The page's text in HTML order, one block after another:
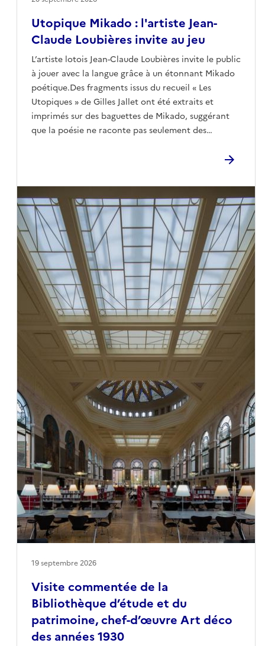
Utopique Mikado : l'artiste Jean-
Claude Loubières invite au jeu
L’artiste lotois Jean-Claude Loubières invite le public
à jouer avec la langue grâce à un étonnant Mikado
poétique.Des fragments issus du recueil « Les
Utopiques » de Gilles Jallet ont été extraits et
imprimés sur des baguettes de Mikado, suggérant
que la poésie ne raconte pas seulement des
images.L’ordre des vers n’est plus nécessaire : place
qui se répandent sur la table. Les participants
joueront accompagnés par une lecture, et le
gagnant de chaque partie remportera la
reproduction d’une des gravures de Jean-Claude
Loubières exposées pour l’occasion.
Visite commentée de la
Bibliothèque d’étude et du
patrimoine, chef-d’œuvre Art déco
des années 1930
19 septembre 2026